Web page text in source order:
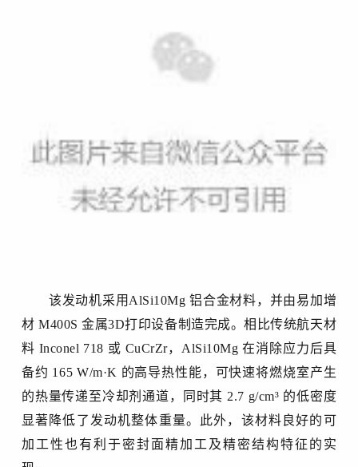
该发动机采用AlSi10Mg 铝合金材料，并由易加增
材 M400S 金属3D打印设备制造完成。相比传统航天材
料 Inconel 718 或 CuCrZr，AlSi10Mg 在消除应力后具
备约 165 W/m·K 的高导热性能，可快速将燃烧室产生
的热量传递至冷却剂通道，同时其 2.7 g/cm³ 的低密度
显著降低了发动机整体重量。此外，该材料良好的可
加工性也有利于密封面精加工及精密结构特征的实